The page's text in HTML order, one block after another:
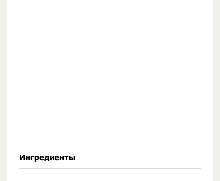
Ингредиенты